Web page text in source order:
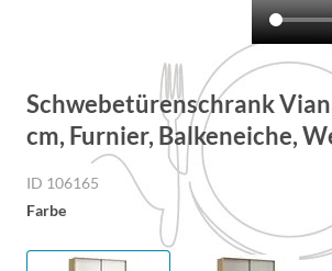
Schwebetürenschrank
cm, Furnier, Balkeneiche,
ID 106165
Farbe